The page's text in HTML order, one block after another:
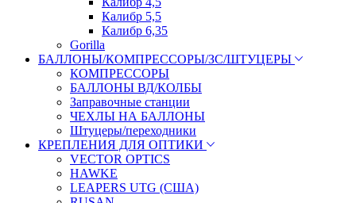
Калибр 5,5
Калибр 6,35
Gorilla
БАЛЛОНЫ/КОМПРЕССОРЫ/ЗС/ШТУЦЕРЫ
КОМПРЕССОРЫ
БАЛЛОНЫ ВД/КОЛБЫ
Заправочные станции
ЧЕХЛЫ НА БАЛЛОНЫ
Штуцеры/переходники
КРЕПЛЕНИЯ ДЛЯ ОПТИКИ
VECTOR OPTICS
HAWKE
LEAPERS UTG (США)